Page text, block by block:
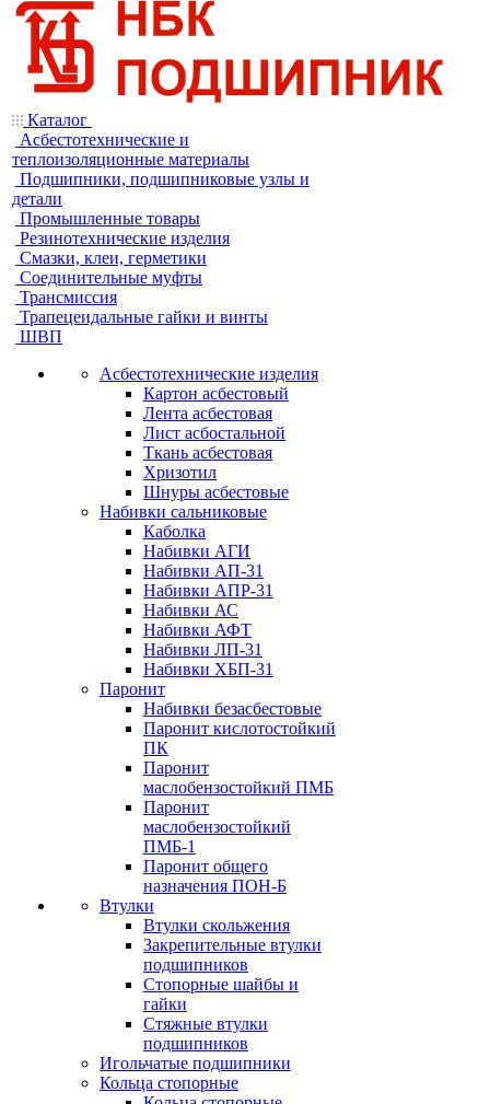
Каталог
Асбестотехнические и
теплоизоляционные материалы
Подшипники, подшипниковые узлы и
детали
Промышленные товары
Резинотехнические изделия
Смазки, клеи, герметики
Соединительные муфты
Трансмиссия
Трапецеидальные гайки и винты
ШВП
Асбестотехнические изделия
Картон асбестовый
Лента асбестовая
Лист асбостальной
Ткань асбестовая
Хризотил
Шнуры асбестовые
Набивки сальниковые
Каболка
Набивки АГИ
Набивки АП-31
Набивки АПР-31
Набивки АС
Набивки АФТ
Набивки ЛП-31
Набивки ХБП-31
Паронит
Набивки безасбестовые
Паронит кислотостойкий
ПК
Паронит
маслобензостойкий ПМБ
Паронит
маслобензостойкий
ПМБ-1
Паронит общего
назначения ПОН-Б
Втулки
Втулки скольжения
Закрепительные втулки
подшипников
Стопорные шайбы и
гайки
Стяжные втулки
подшипников
Игольчатые подшипники
Кольца стопорные